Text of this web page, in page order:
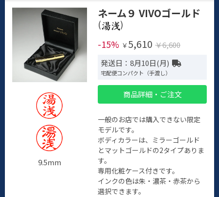
9.5mm
ネーム９ VIVOゴールド
(
)
-15% ￥ 5,610 ￥6,600
発送日：8月10日(月)
宅配便コンパクト（手渡し）
商品詳細・ご注文
一般のお店では購入できない限定
モデルです。
ボディカラーは、ミラーゴールド
とマットゴールドの2タイプありま
す。
専用化粧ケース付きです。
インクの色は朱・濃茶・赤茶から
選択できます。